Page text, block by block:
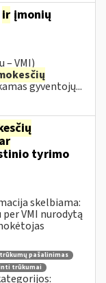
ir įmonių
– VMI)
gyventojų...
ar
tyrimo
skelbiama:
VMI nurodytą
trūkumų pašalinimas
trūkumai